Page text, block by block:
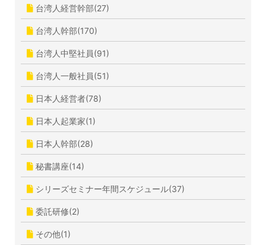
台湾人経営幹部(27)
台湾人幹部(170)
台湾人中堅社員(91)
台湾人一般社員(51)
日本人経営者(78)
日本人起業家(1)
日本人幹部(28)
秘書講座(14)
シリーズセミナー年間スケジュール(37)
委託研修(2)
その他(1)